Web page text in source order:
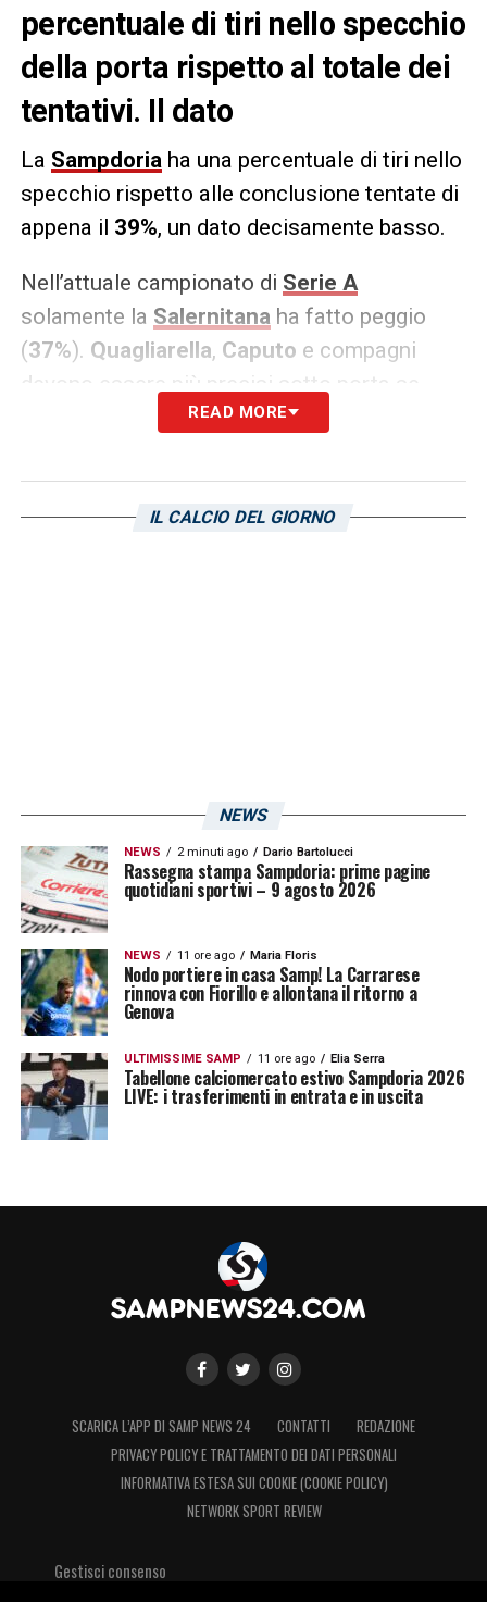
percentuale di tiri nello specchio
della porta rispetto al totale dei
tentativi. Il dato
La Sampdoriaha una percentuale di tiri nello
specchio rispetto alle conclusione tentate di
appena il 39%, un dato decisamente basso.
Nell’attuale campionato di Serie A
solamente la Salernitanaha fatto peggio
(37%). Quagliarella, Caputo e compagni
devono essere più precisi sotto porta se
vogliono realizzare un maggiore numero di
LA PLAYLIST DELLE NOSTRE TOP NEWS
READ MORE
IL CALCIO DEL GIORNO
NEWS
NEWS 2 minuti ago Dario Bartolucci
Rassegna stampa Sampdoria: prime pagine
quotidiani sportivi – 9 agosto 2026
NEWS 11 ore ago Maria Floris
Nodo portiere in casa Samp! La Carrarese
rinnova con Fiorillo e allontana il ritorno a
Genova
ULTIMISSIME SAMP 11 ore ago Elia Serra
Tabellone calciomercato estivo Sampdoria 2026
LIVE: i trasferimenti in entrata e in uscita
SCARICA L’APP DI SAMP NEWS 24 CONTATTI
REDAZIONE
PRIVACY POLICY E TRATTAMENTO DEI DATI PERSONALI
INFORMATIVA ESTESA SUI COOKIE (COOKIE POLICY)
NETWORK SPORT REVIEW
Gestisci consenso